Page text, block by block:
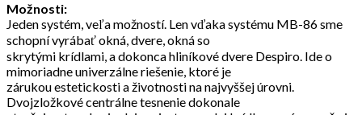
Možnosti:
Jeden systém, veľa možností. Len vďaka systému MB-86 sme
schopní vyrábať okná, dvere, okná so
skrytými krídlami, a dokonca hliníkové dvere Despiro. Ide o
mimoriadne univerzálne riešenie, ktoré je
zárukou estetickosti a životnosti na najvyššej úrovni.
Dvojzložkové centrálne tesnenie dokonale